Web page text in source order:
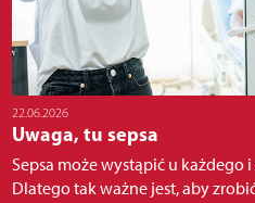
22.06.2026
Uwaga, tu sepsa
Sepsa może wystąpić u
Dlatego tak ważne jest, aby